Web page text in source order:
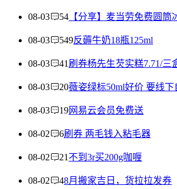
08-03 54 【分享】麦当劳免费圆筒
08-03 549反薅牛奶18瓶125ml
08-03 41 刷券杨先生芡实糕7.71/三
08-03 20薇姿绿标50ml好价 要线下
08-03 19网易云会员免费送
08-02 6刷券 两毛钱入粘毛器
08-02 21 不到3r买200g咖喱
08-02 48月搬家吉日，货拉拉发券